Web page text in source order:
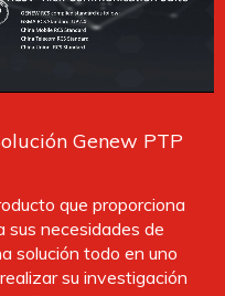
Genew PTP
que proporciona
sus necesidades de
solución todo en uno
su investigación